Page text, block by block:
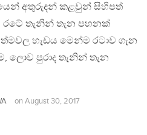
අතුරුදන් කළවුන් සිහිපත්
රටේ තැනින් තැන පහනක්
හැඩය මෙන්ම රටාව ගැන
ලොව පුරාද තැනින් තැන
on August 30, 2017